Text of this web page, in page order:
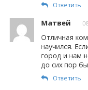
Ответить
Матвей
Отличная
научился.
город и нам
до сих пор
Ответить